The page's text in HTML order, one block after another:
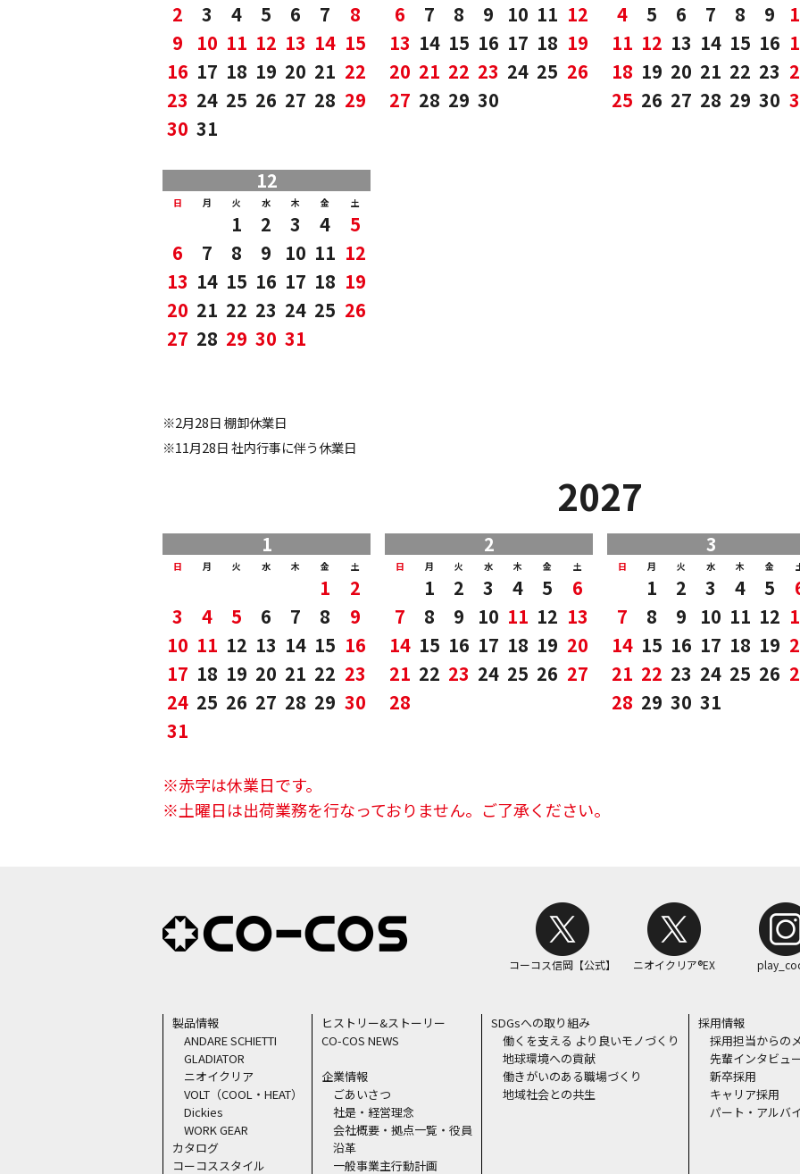
2
3 4 5 6 7
8
9
10 11 12 13 14 15
16 17 18 19 20 21 22
23 24 25 26 27 28 29
30 31
6
7 8 9 10 11 12
13 14 15 16 17 18 19
20 21 22 23 24 25 26
27 28 29 30
4
5 6 7 8 9
11 12 13 14 15 16
18 19 20 21 22 23
25 26 27 28 29 30
12
日 月 火 水 木 金 土
1 2 3 4
5
6
7 8 9 10 11 12
13 14 15 16 17 18 19
20 21 22 23 24 25 26
27 28 29 30 31
※2月28日 棚卸休業日
※11月28日 社内行事に伴う休業日
2027
1
日 月 火 水 木 金 土
1
2
3
4 5 6 7 8
9
10 11 12 13 14 15 16
17 18 19 20 21 22 23
24 25 26 27 28 29 30
31
2
日 月 火 水 木 金 土
1 2 3 4 5
6
7
8 9 10 11 12 13
14 15 16 17 18 19 20
21 22 23 24 25 26 27
28
3
日 月 火 水 木 金
1 2 3 4 5
7
8 9 10 11 12
14 15 16 17 18 19
21 22 23 24 25 26
28 29 30 31
※赤字は休業日です。
※土曜日は出荷業務を行なっておりません。ご了承ください。
コーコス信岡【公式】 ニオイクリア®EX
製品情報
ANDARE SCHIETTI
GLADIATOR
ニオイクリア
VOLT（COOL・HEAT）
Dickies
WORK GEAR
カタログ
コーコススタイル
ヒストリー&ストーリー
CO-COS NEWS
企業情報
ごあいさつ
社是・経営理念
会社概要・拠点一覧・役員
沿革
一般事業主行動計画
SDGsへの取り組み
働くを支える より良いモノづくり
地球環境への貢献
働きがいのある職場づくり
地域社会との共生
採用情報
採用担当からの
先輩インタビュ
新卒採用
キャリア採用
パート・アルバ